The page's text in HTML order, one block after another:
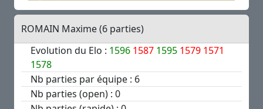
ROMAIN Maxime (6 parties)
Evolution du Elo : 1596 1587 1595 1579 1571
1578
Nb parties par équipe : 6
Nb parties (open) : 0